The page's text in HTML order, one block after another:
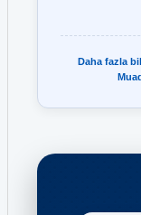
Daha fazla